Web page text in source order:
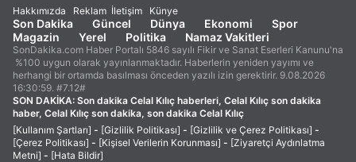
Hakkımızda Reklam İletişim Künye
Son Dakika Güncel Dünya Ekonomi
Spor
Magazin
Yerel Politika Namaz Vakitleri
SonDakika.com Haber Portalı 5846 sayılı Fikir ve Sanat Eserleri Kanunu'na
%100 uygun olarak yayınlanmaktadır. Haberlerin yeniden yayımı ve
herhangi bir ortamda basılması önceden yazılı izin gerektirir. 9.08.2026
16:30:59. #7.12#
SON DAKİKA: Son dakika Celal Kılıç haberleri, Celal Kılıç son dakika
haber, Celal Kılıç son dakika, son dakika Celal Kılıç
[Kullanım Şartları] - [Gizlilik Politikası] - [Gizlilik ve Çerez Politikası] -
[Çerez Politikası] - [Kişisel Verilerin Korunması] - [Ziyaretçi Aydınlatma
Metni] - [Hata Bildir]